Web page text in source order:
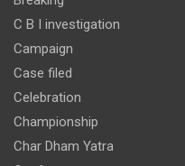
C B I investigation
Campaign
Case filed
Celebration
Championship
Char Dham Yatra